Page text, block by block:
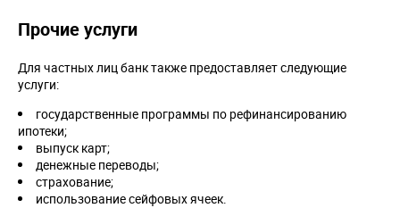
Прочие услуги
Для частных лиц банк также предоставляет следующие
услуги:
государственные программы по рефинансированию
ипотеки;
выпуск карт;
денежные переводы;
страхование;
использование сейфовых ячеек.